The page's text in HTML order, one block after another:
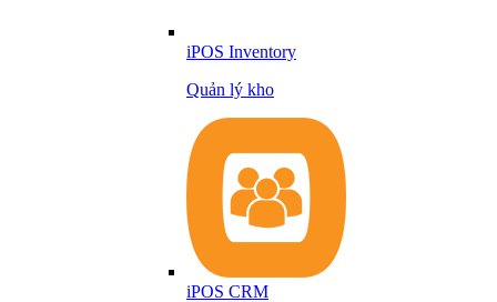
iPOS Inventory
Quản lý kho
iPOS CRM